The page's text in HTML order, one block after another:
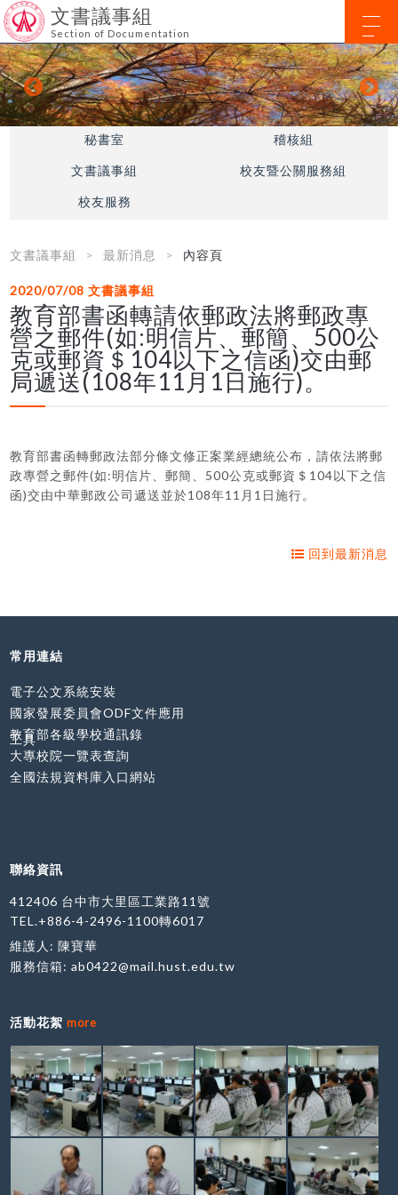
文書議事組
Section of Documentation
秘書室 稽核組
文書議事組 校友暨公關服務組
校友服務
文書議事組 最新消息 內容頁
2020/07/08文書議事組
教育部書函轉請依郵政法將郵政專
營之郵件(如:明信片、郵簡、500公
克或郵資＄104以下之信函)交由郵
局遞送(108年11月1日施行)。
教育部書函轉郵政法部分條文修正案業經總統公布，請依法將郵
政專營之郵件(如:明信片、郵簡、500公克或郵資＄104以下之信
函)交由中華郵政公司遞送並於108年11月1日施行。
回到最新消息
常用連結
電子公文系統安裝
國家發展委員會ODF文件應用
工具
教育部各級學校通訊錄
大專校院一覽表查詢
全國法規資料庫入口網站
聯絡資訊
412406 台中市大里區工業路11號
TEL.+886-4-2496-1100轉6017
維護人: 陳寶華
服務信箱:ab0422@mail.hust.edu.tw
活動花絮more